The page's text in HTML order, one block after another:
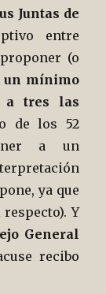
Juntas de
entre
(o
un mínimo
a tres las
de los 52
a un
ya que
Y
General
recibo